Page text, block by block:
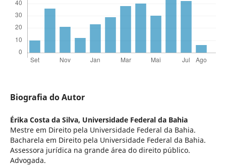
Biografia do Autor
Érika Costa da Silva, Universidade Federal da Bahia
Mestre em Direito pela Universidade Federal da Bahia.
Bacharela em Direito pela Universidade Federal da Bahia.
Assessora jurídica na grande área do direito público.
Advogada.